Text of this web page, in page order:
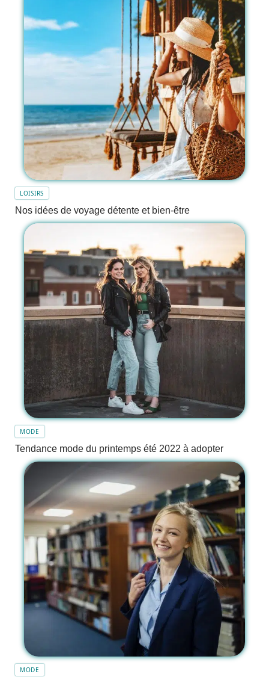
LOISIRS
Nos idées de voyage détente et bien-être
MODE
Tendance mode du printemps été 2022 à adopter
MODE